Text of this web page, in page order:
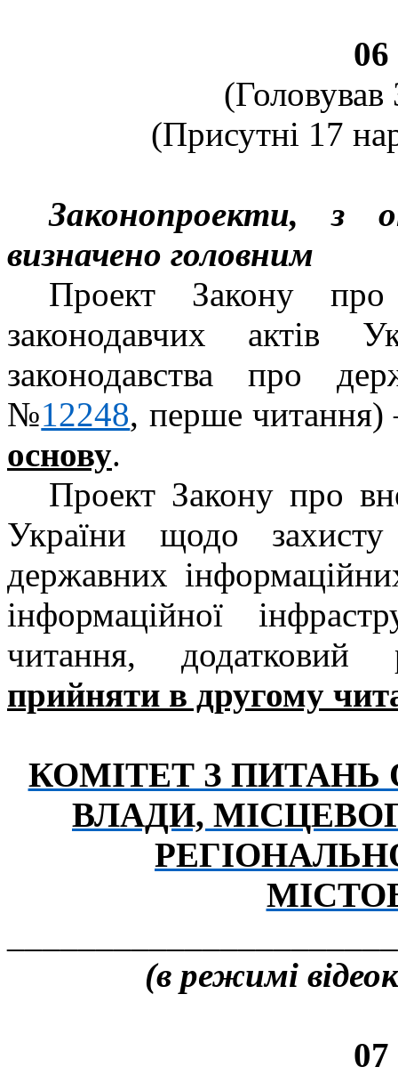
06
(Присутні 17
Законопроекти, з
визначено головним
Проект Закону
законодавчих актів
законодавства про
№12248, перше
основу.
Проект Закону про
України щодо захисту
державних
інформаційної
читання,
прийняти в другому
КОМІТЕТ З ПИТАНЬ
ВЛАДИ,
(в режимі
07